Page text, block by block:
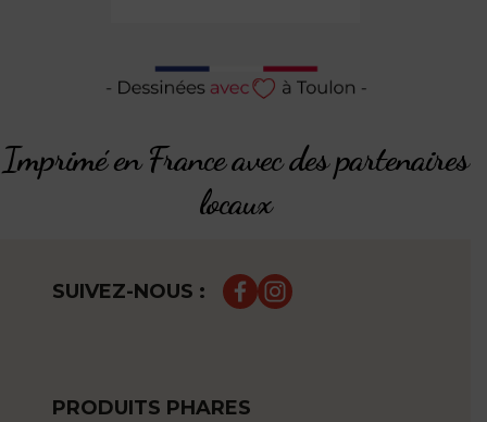
Imprimé en France avec des partenaires
locaux
SUIVEZ-NOUS :
PRODUITS PHARES